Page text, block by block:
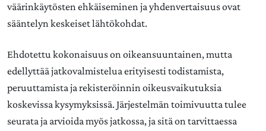
väärinkäytösten ehkäiseminen ja yhdenvertaisuus ovat
sääntelyn keskeiset lähtökohdat.
Ehdotettu kokonaisuus on oikeansuuntainen, mutta
edellyttää jatkovalmistelua erityisesti todistamista,
peruuttamista ja rekisteröinnin oikeusvaikutuksia
koskevissa kysymyksissä. Järjestelmän toimivuutta tulee
seurata ja arvioida myös jatkossa, ja sitä on tarvittaessa